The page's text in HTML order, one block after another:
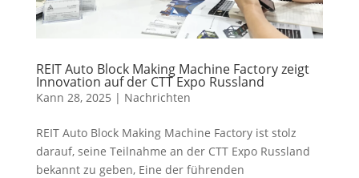
REIT Auto Block Making Machine Factory zeigt
Innovation auf der CTT Expo Russland
Kann 28, 2025 | Nachrichten
REIT Auto Block Making Machine Factory ist stolz
darauf, seine Teilnahme an der CTT Expo Russland
bekannt zu geben, Eine der führenden